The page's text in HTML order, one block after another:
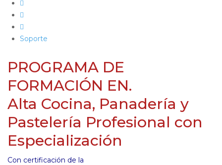
Soporte
PROGRAMA DE
FORMACIÓN EN.
Alta Cocina, Panadería y
Pastelería Profesional con
Especialización
Con certificación de la